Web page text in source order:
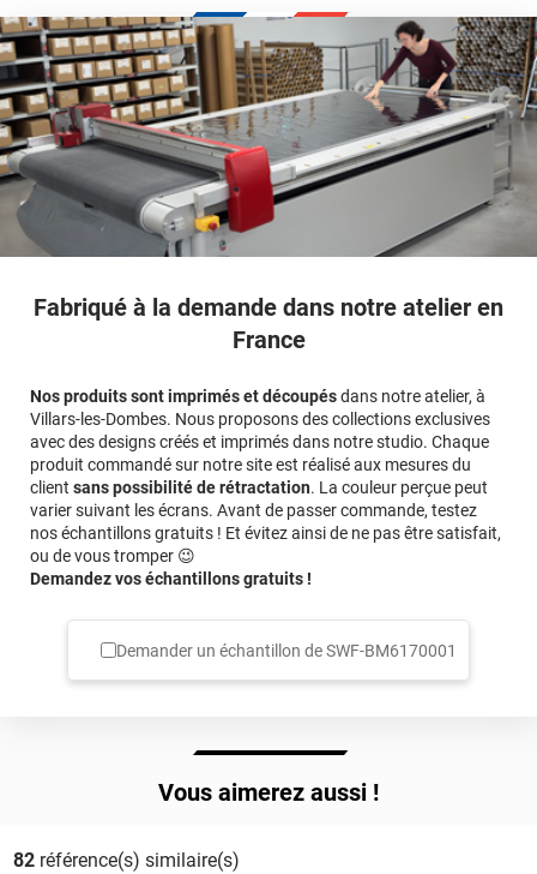
calculateur
Fabriqué à la demande dans notre atelier en
France
Nos produits sont imprimés et découpésdans notre atelier, à
Villars-les-Dombes. Nous proposons des collections exclusives
avec des designs créés et imprimés dans notre studio. Chaque
produit commandé sur notre site est réalisé aux mesures du
client sans possibilité de rétractation. La couleur perçue peut
varier suivant les écrans. Avant de passer commande, testez
nos échantillons gratuits ! Et évitez ainsi de ne pas être satisfait,
ou de vous tromper 😉
Demandez vos échantillons gratuits !
Demander un échantillon deSWF-BM6170001
Vous aimerez aussi !
82référence(s) similaire(s)